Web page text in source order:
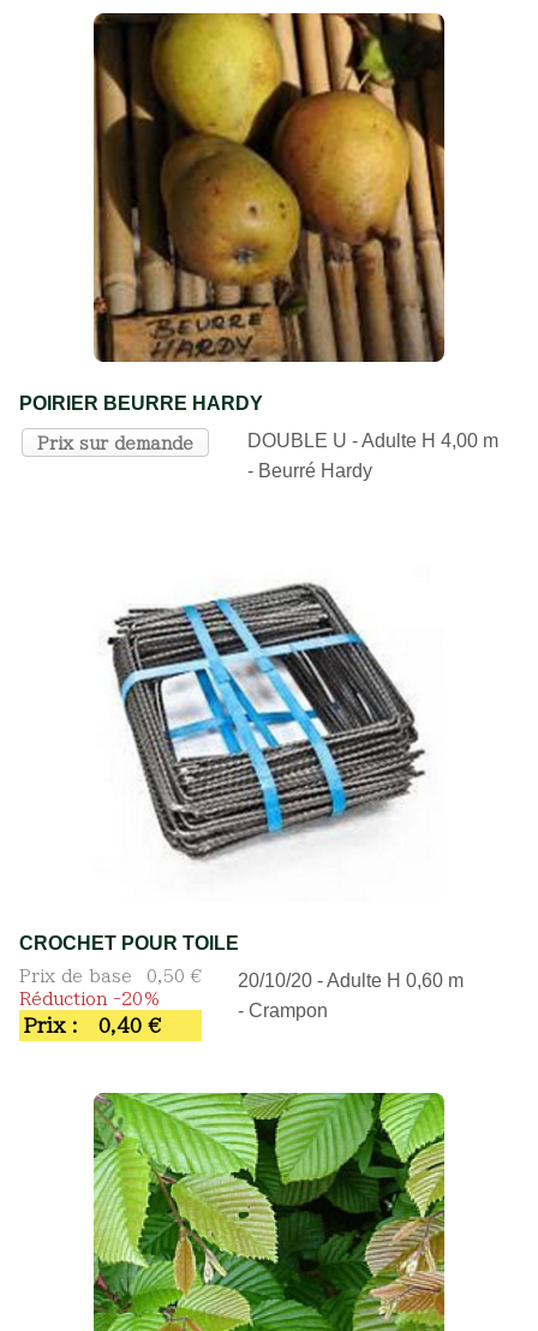
POIRIER BEURRE HARDY
Prix sur demande
DOUBLE U - Adulte H 4,00 m
- Beurré Hardy
CROCHET POUR TOILE
Prix de base
0,50 €
Réduction -20%
Prix : 0,40 €
20/10/20 - Adulte H 0,60 m
- Crampon